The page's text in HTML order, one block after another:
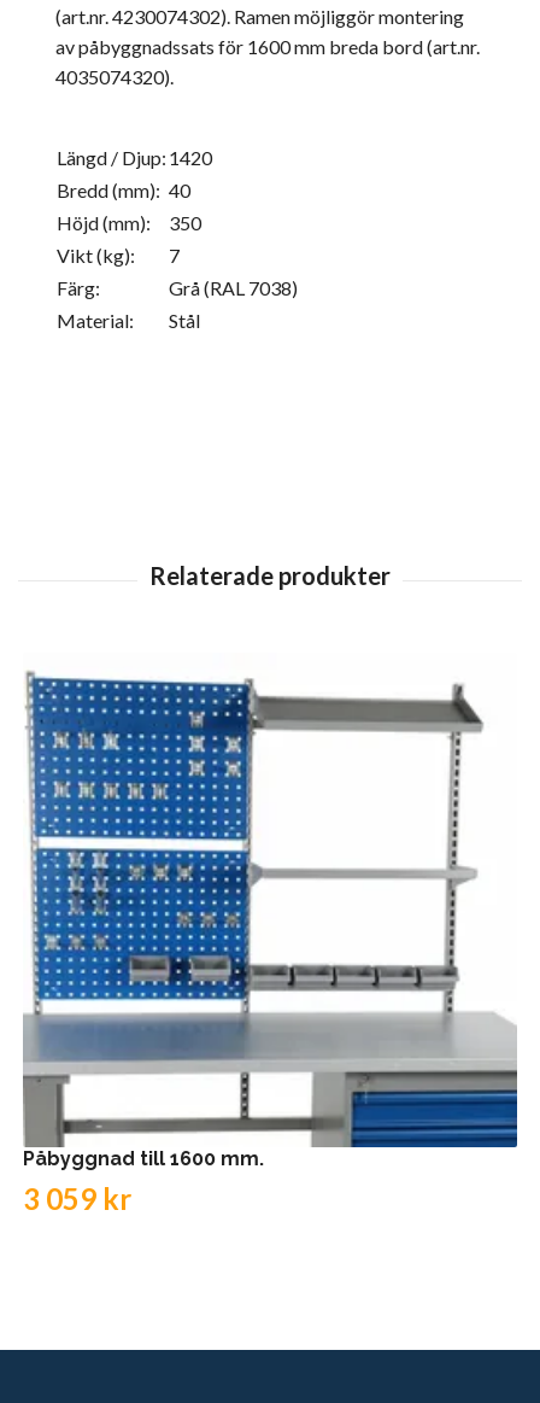
(art.nr. 4230074302). Ramen möjliggör montering
av påbyggnadssats för 1600 mm breda bord (art.nr.
4035074320).
Längd / Djup: 1420
Bredd (mm): 40
Höjd (mm):
350
Vikt (kg):
7
Färg:
Grå (RAL 7038)
Material:
Stål
Påbyggnad till 1600 mm.
3 059 kr